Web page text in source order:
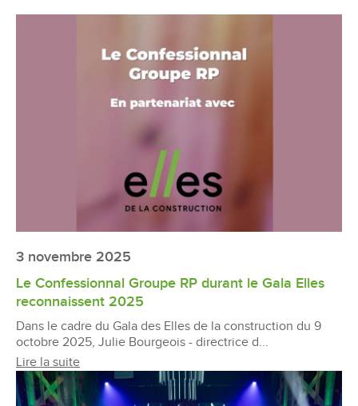
3 novembre 2025
Le Confessionnal Groupe RP durant le Gala Elles
reconnaissent 2025
Dans le cadre du Gala des Elles de la construction du 9
octobre 2025, Julie Bourgeois - directrice d...
Lire la suite